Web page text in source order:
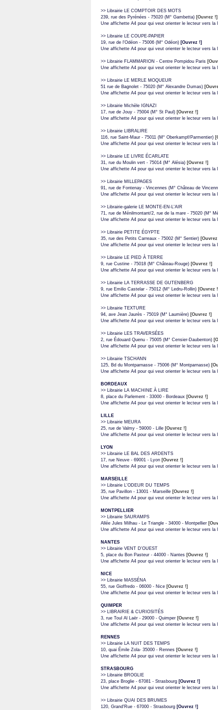
>> Librairie LE COMPTOIR DES MOTS
239, rue des Pyrénées - 75020 (M° Gambetta) [Ouvrez !]
Une affichette A4 pour qui veut orienter le lecteur vers la
>> Librairie LE COUPE-PAPIER
19, rue de l'Odéon - 75006 (M° Odéon) [Ouvrez !]
Une affichette A4 pour qui veut orienter le lecteur vers la
>> Librairie FLAMMARION - Centre Pompidou Paris
Une affichette A4 pour qui veut orienter le lecteur vers la
>> Librairie LE MERLE MOQUEUR
51 rue de Bagnolet - 75020 (M° Alexandre Dumas)
Une affichette A4 pour qui veut orienter le lecteur vers la
>> Librairie Michèle IGNAZI
17, rue de Jouy - 75004 (M° St Paul) [Ouvrez !]
Une affichette A4 pour qui veut orienter le lecteur vers la
>> Librairie LIBRALIRE
116, rue Saint-Maur - 75011 (M° Oberkampf/Parmentier)
Une affichette A4 pour qui veut orienter le lecteur vers la
>> Librairie LE LIVRE ÉCARLATE
31, rue du Moulin vert - 75014 (M° Alésia) [Ouvrez !]
Une affichette A4 pour qui veut orienter le lecteur vers la
>> Librairie MILLEPAGES
91, rue de Fontenay - Vincennes (M° Château de
Une affichette A4 pour qui veut orienter le lecteur vers la
>> Librairie-galerie LE MONTE-EN-L'AIR
71, rue de Ménilmontant/2, rue de la mare - 75020 (M°
Une affichette A4 pour qui veut orienter le lecteur vers la
>> Librairie PETITE ÉGYPTE
35, rue des Petits Carreaux - 75002 (M° Sentier)
Une affichette A4 pour qui veut orienter le lecteur vers la
>> Librairie LE PIED À TERRE
9, rue Custine - 75018 (M° Château-Rouge) [Ouvrez !]
Une affichette A4 pour qui veut orienter le lecteur vers la
>> Librairie LA TERRASSE DE GUTENBERG
9, rue Emilio Castelar - 75012 (M° Ledru-Rollin) [Ouvrez
Une affichette A4 pour qui veut orienter le lecteur vers la
>> Librairie TEXTURE
94, ave Jean Jaurès - 75019 (M° Laumière) [Ouvrez !]
Une affichette A4 pour qui veut orienter le lecteur vers la
>> Librairie LES TRAVERSÉES
2, rue Édouard Quenu - 75005 (M° Censier-Daubenton)
Une affichette A4 pour qui veut orienter le lecteur vers la
>> Librairie TSCHANN
125, Bd du Montparnasse - 75006 (M° Montparnasse)
Une affichette A4 pour qui veut orienter le lecteur vers la
BORDEAUX
>> Librairie LA MACHINE À LIRE
8, place du Parlement - 33000 - Bordeaux [Ouvrez !]
Une affichette A4 pour qui veut orienter le lecteur vers la
LILLE
>> Librairie MEURA
25, rue de Valmy - 59000 - Lille [Ouvrez !]
Une affichette A4 pour qui veut orienter le lecteur vers la
LYON
>> Librairie LE BAL DES ARDENTS
17, rue Neuve - 69001 - Lyon [Ouvrez !]
Une affichette A4 pour qui veut orienter le lecteur vers la
MARSEILLE
>> Librairie L'ODEUR DU TEMPS
35, rue Pavillon - 13001 - Marseille [Ouvrez !]
Une affichette A4 pour qui veut orienter le lecteur vers la
MONTPELLIER
>> Librairie SAURAMPS
Allée Jules Milhau - Le Triangle - 34000 - Montpellier
Une affichette A4 pour qui veut orienter le lecteur vers la
NANTES
>> Librairie VENT D'OUEST
5, place du Bon Pasteur - 44000 - Nantes [Ouvrez !]
Une affichette A4 pour qui veut orienter le lecteur vers la
NICE
>> Librairie MASSÉNA
55, rue Gioffredo - 06000 - Nice [Ouvrez !]
Une affichette A4 pour qui veut orienter le lecteur vers la
QUIMPER
>> LIBRAIRIE & CURIOSITÉS
3, rue Toul Al Laër - 29000 - Quimper [Ouvrez !]
Une affichette A4 pour qui veut orienter le lecteur vers la
RENNES
>> Librairie LA NUIT DES TEMPS
10, quai Émile Zola- 35000 - Rennes [Ouvrez !]
Une affichette A4 pour qui veut orienter le lecteur vers la
STRASBOURG
>> Librairie BROGLIE
23, place Broglie - 67081 - Strasbourg [Ouvrez !]
Une affichette A4 pour qui veut orienter le lecteur vers la
>> Librairie QUAI DES BRUMES
120, Grand'Rue - 67000 - Strasbourg [Ouvrez !]